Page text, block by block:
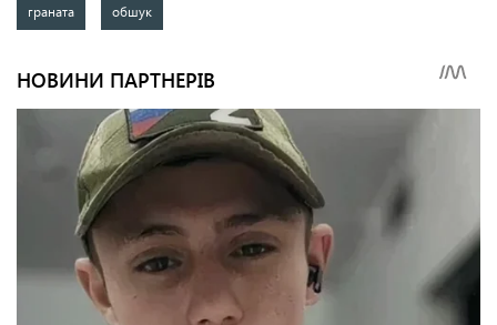
граната обшук